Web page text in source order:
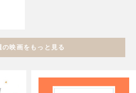
の映画をもっと見る